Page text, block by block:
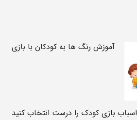
آموزش رنگ ها به کودکان با بازی
اسباب بازی کودک را درست انتخاب کنید